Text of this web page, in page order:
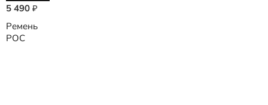
5 490 ₽
Ремень
POC